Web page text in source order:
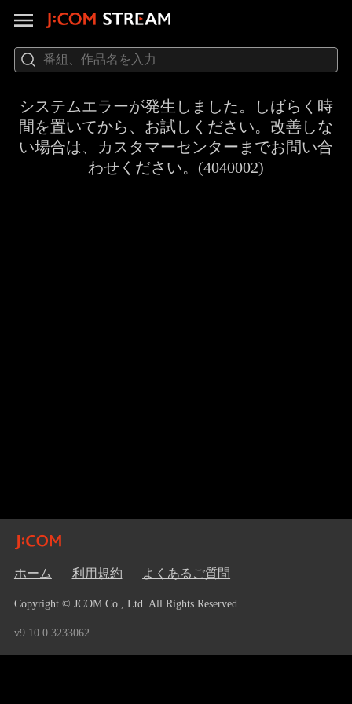
システムエラーが発生しました。しばらく時
間を置いてから、お試しください。改善しな
い場合は、カスタマーセンターまでお問い合
わせください。(4040002)
ホーム 利用規約 よくあるご質問
Copyright © JCOM Co., Ltd. All Rights Reserved.
v9.10.0.3233062